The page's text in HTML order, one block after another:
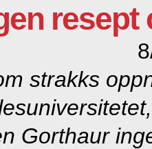
strakks
Gorthaur